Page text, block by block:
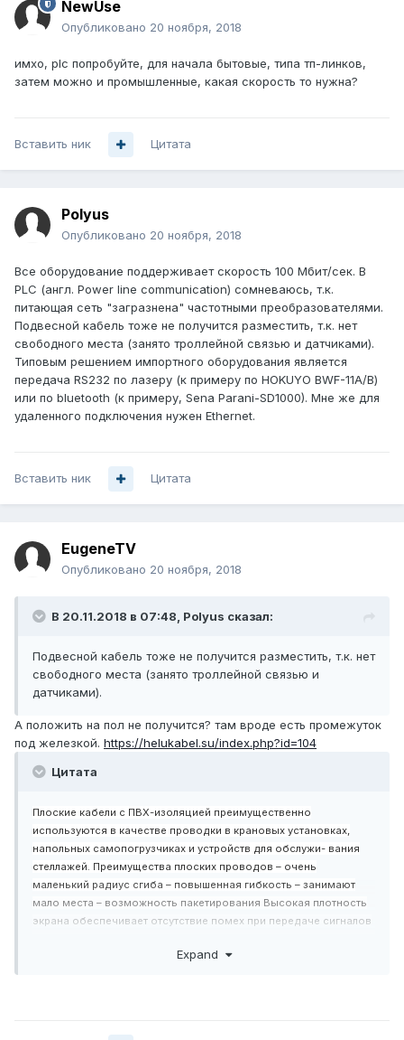
NewUse
Опубликовано 20 ноября, 2018
имхо, plc попробуйте, для начала бытовые, типа тп-линков,
затем можно и промышленные, какая скорость то нужна?
Вставить ник Цитата
Polyus
Опубликовано 20 ноября, 2018
Все оборудование поддерживает скорость 100 Мбит/сек. В
PLC (англ. Power line communication) сомневаюсь, т.к.
питающая сеть "загразнена" частотными преобразователями.
Подвесной кабель тоже не получится разместить, т.к. нет
свободного места (занято троллейной связью и датчиками).
Типовым решением импортного оборудования является
передача RS232 по лазеру (к примеру по HOKUYO BWF-11A/B)
или по bluetooth (к примеру, Sena Parani-SD1000). Мне же для
удаленного подключения нужен Ethernet.
Вставить ник Цитата
EugeneTV
Опубликовано 20 ноября, 2018
В 20.11.2018 в 07:48, Polyus сказал:
Подвесной кабель тоже не получится разместить, т.к. нет
свободного места (занято троллейной связью и
датчиками).
А положить на пол не получится? там вроде есть промежуток
под железкой. https://helukabel.su/index.php?id=104
Цитата
Плоские кабели с ПВХ-изоляцией преимущественно
используются в качестве проводки в крановых установках,
напольных самопогрузчиках и устройств для обслужи- вания
стеллажей. Преимущества плоских проводов – очень
маленький радиус сгиба – повышенная гибкость – занимают
мало места – возможность пакетирования Высокая плотность
экрана обеспечивает отсутствие помех при передаче сигналов
Expand